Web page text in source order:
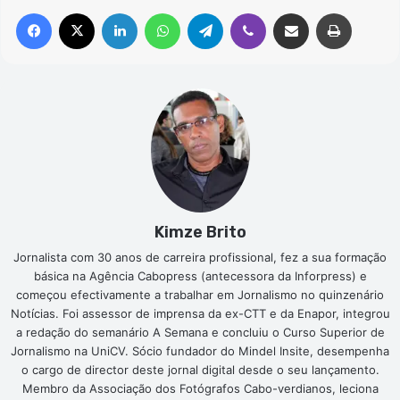
Facebook Linkedin WhatsAppTelegram Viber Compartilhar via e-mail
Kimze Brito
Jornalista com 30 anos de carreira profissional, fez a sua formação
básica na Agência Cabopress (antecessora da Inforpress) e
começou efectivamente a trabalhar em Jornalismo no quinzenário
Notícias. Foi assessor de imprensa da ex-CTT e da Enapor, integrou
a redação do semanário A Semana e concluiu o Curso Superior de
Jornalismo na UniCV. Sócio fundador do Mindel Insite, desempenha
o cargo de director deste jornal digital desde o seu lançamento.
Membro da Associação dos Fotógrafos Cabo-verdianos, leciona